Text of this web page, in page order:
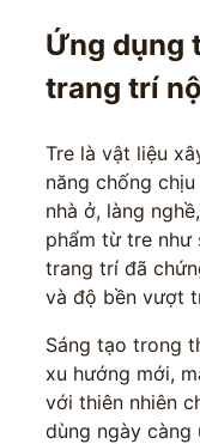
Ứng dụng
trang trí
Tre là vật liệu
năng chống
nhà ở, làng
phẩm từ tre như
trang trí đã
và độ bền vượt
Sáng tạo trong
xu hướng mới,
với thiên nhiên
dùng ngày càng